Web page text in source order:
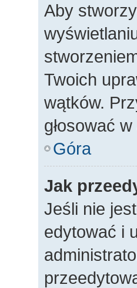
Aby
Twoich
wątków.
głosować
Góra
Jak
Jeśli nie
edytować i